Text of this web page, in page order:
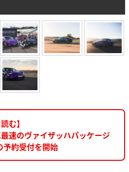
む】
速のヴァイザッハパッケージ
予約受付を開始